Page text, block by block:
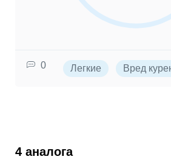
0 Легкие Вред
4 аналога